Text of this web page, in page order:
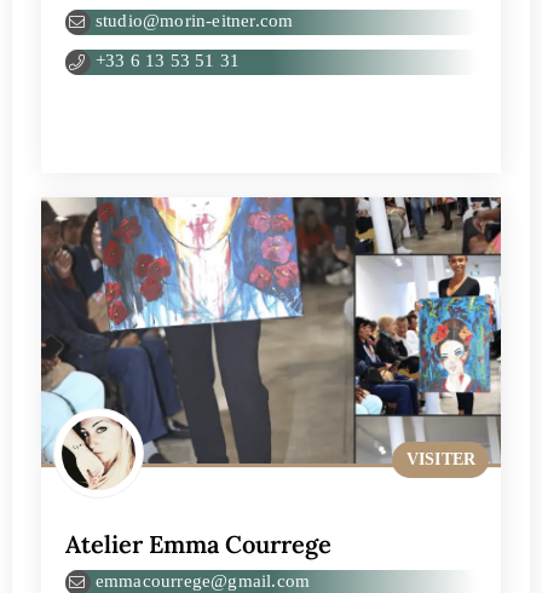
studio@morin-eitner.com
+33 6 13 53 51 31
Atelier Emma Courrege
emmacourrege@gmail.com
VISITER